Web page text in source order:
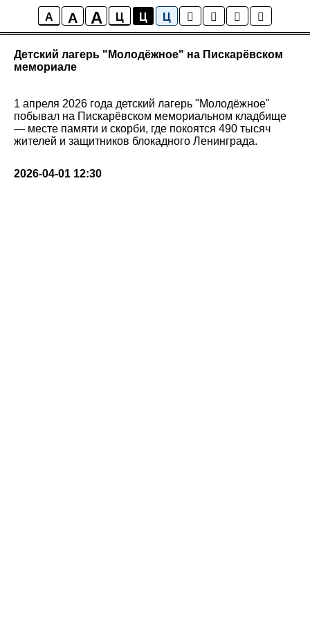
A A A Ц Ц Ц
Новости
Детский лагерь "Молодёжное" на Пискарёвском
мемориале
1 апреля 2026 года детский лагерь "Молодёжное"
побывал на Пискарёвском мемориальном кладбище
— месте памяти и скорби, где покоятся 490 тысяч
жителей и защитников блокадного Ленинграда.
2026-04-01 12:30